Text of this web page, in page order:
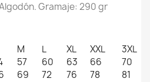
Gramaje: 290 gr
M L XL XXL
3XL
57 60 63 66
70
69 72 76 78 81